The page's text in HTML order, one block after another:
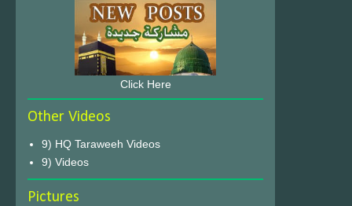
Click Here
Other Videos
9) HQ Taraweeh Videos
9) Videos
Pictures